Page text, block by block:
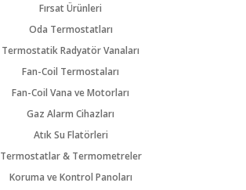
Fırsat Ürünleri
Oda Termostatları
Termostatik Radyatör Vanaları
Fan-Coil Termostaları
Fan-Coil Vana ve Motorları
Gaz Alarm Cihazları
Atık Su Flatörleri
Termostatlar & Termometreler
Koruma ve Kontrol Panoları